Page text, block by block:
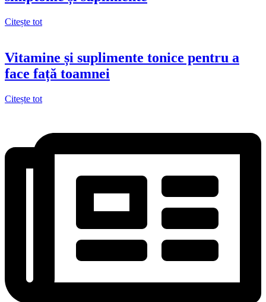
Citește tot
Vitamine și suplimente tonice pentru a
face față toamnei
Citește tot